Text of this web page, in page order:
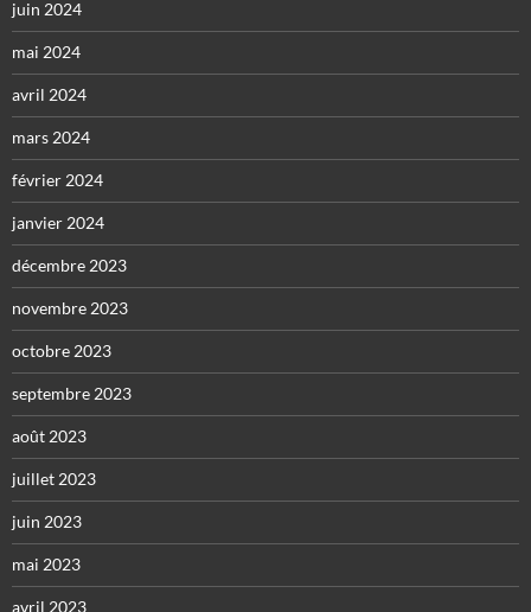
juin 2024
mai 2024
avril 2024
mars 2024
février 2024
janvier 2024
décembre 2023
novembre 2023
octobre 2023
septembre 2023
août 2023
juillet 2023
juin 2023
mai 2023
avril 2023